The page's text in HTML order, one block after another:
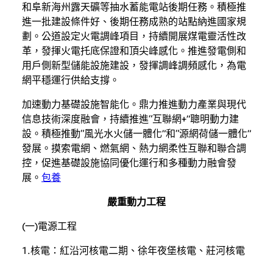
和阜新海州露天礦等抽水蓄能電站後期任務。積極推
進一批建設條件好、後期任務成熟的站點納進國家規
劃。公道設定火電調峰項目，持續開展煤電靈活性改
革，發揮火電托底保證和頂尖峰感化。推進發電側和
用戶側新型儲能設施建設，發揮調峰調頻感化，為電
網平穩運行供給支撐。
加速動力基礎設施智能化。鼎力推進動力產業與現代
信息技術深度融會，持續推進“互聯網+”聰明動力建
設。積極推動“風光水火儲一體化”和“源網荷儲一體化”
發展。摸索電網、燃氣網、熱力網柔性互聯和聯合調
控，促進基礎設施協同優化運行和多種動力融會發
展。 包養
嚴重動力工程
(一)電源工程
1.核電：紅沿河核電二期、徐年夜堡核電、莊河核電